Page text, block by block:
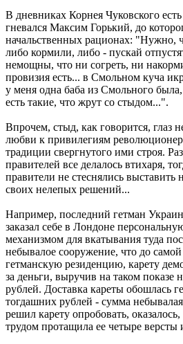
В дневниках Корнея Чуковского
гневался Максим Горький, до
начальственных рационах: "Нужно,
либо кормили, либо - пускай
немощны, что ни согреть, ни
провизия есть... в Смольном куча
у меня одна баба из Смольного
есть такие, что жрут со стыдом...".
Впрочем, стыд, как говорится, глаз
любви к привилегиям
традиции свергнутого ими строя.
правителей все делалось втихаря,
правители не стеснялись выставить
своих нелепых решений...
Например, последний гетман
заказал себе в Лондоне
механизмом для вкатывания туда
небывалое сооружение, что до
гетманскую резиденцию, карету
за деньги, выручив на таком показе
рублей. Доставка кареты обошлась
тогдашних рублей - сумма
решил карету опробовать,
трудом протащила ее четыре версты